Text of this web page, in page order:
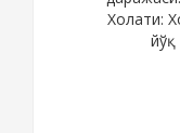
Холати:
йўқ